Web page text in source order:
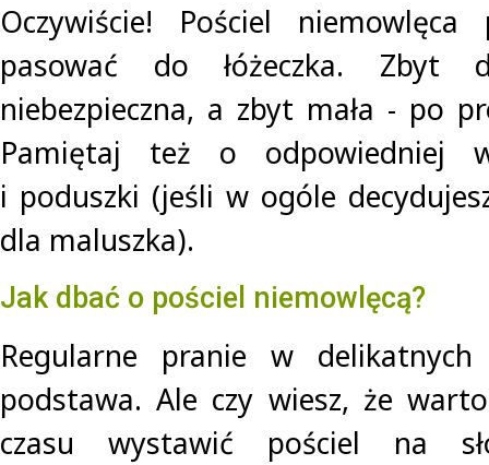
Oczywiście! Pościel
pasować do łóżeczka. Zbyt
niebezpieczna, a zbyt mała - po
Pamiętaj też o odpowiedniej
i poduszki (jeśli w ogóle
dla maluszka).
Jak dbać o pościel niemowlęcą?
Regularne pranie w
podstawa. Ale czy wiesz, że
czasu wystawić pościel na